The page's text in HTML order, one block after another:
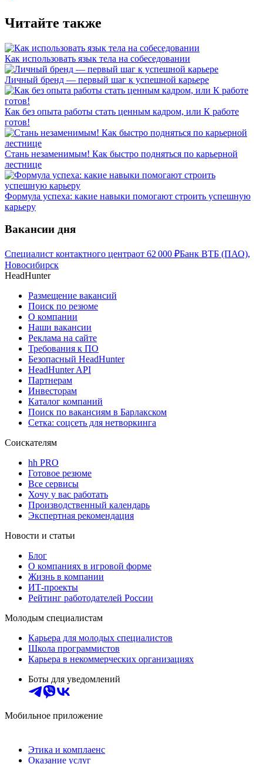
Читайте также
Как использовать язык тела на собеседовании
Личный бренд — первый шаг к успешной карьере
Как без опыта работы стать ценным кадром, или К работе
готов!
Стань незаменимым! Как быстро подняться по карьерной
лестнице
Формула успеха: какие навыки помогают строить успешную
карьеру
Вакансии дня
Специалист контактного центраот 62 000 ₽Банк ВТБ (ПАО),
Новосибирск
HeadHunter
Размещение вакансий
Поиск по резюме
О компании
Наши вакансии
Реклама на сайте
Требования к ПО
Безопасный HeadHunter
HeadHunter API
Партнерам
Инвесторам
Каталог компаний
Поиск по вакансиям в Барлакском
Сетка: соцсеть для нетворкинга
Соискателям
hh PRO
Готовое резюме
Все сервисы
Хочу у вас работать
Производственный календарь
Экспертная рекомендация
Новости и статьи
Блог
О компаниях в игровой форме
Жизнь в компании
ИТ-проекты
Рейтинг работодателей России
Молодым специалистам
Карьера для молодых специалистов
Школа программистов
Карьера в некоммерческих организациях
Боты для уведомлений
Мобильное приложение
Этика и комплаенс
Оказание услуг